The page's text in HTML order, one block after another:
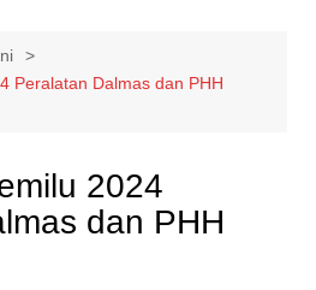
Peralatan Dalmas dan PHH
2024
dan PHH